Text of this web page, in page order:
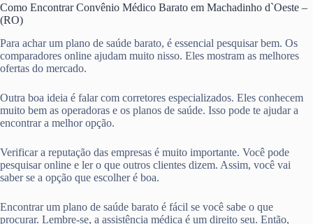
Como Encontrar Convênio Médico Barato em Machadinho d`Oeste –
(RO)
Para achar um plano de saúde barato, é essencial pesquisar bem. Os
comparadores online ajudam muito nisso. Eles mostram as melhores
ofertas do mercado.
Outra boa ideia é falar com corretores especializados. Eles conhecem
muito bem as operadoras e os planos de saúde. Isso pode te ajudar a
encontrar a melhor opção.
Verificar a reputação das empresas é muito importante. Você pode
pesquisar online e ler o que outros clientes dizem. Assim, você vai
saber se a opção que escolher é boa.
Encontrar um plano de saúde barato é fácil se você sabe o que
procurar. Lembre-se, a assistência médica é um direito seu. Então,